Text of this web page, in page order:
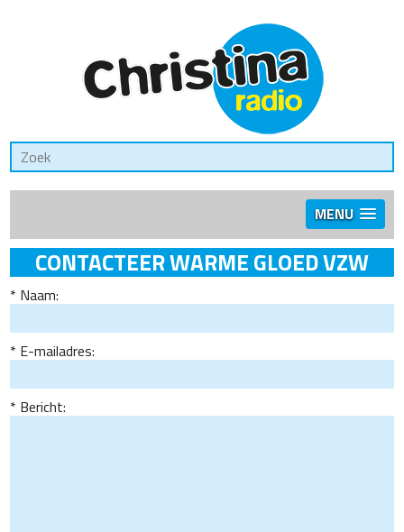
MENU
CONTACTEER WARME GLOED VZW
Naam:
E-mailadres:
Bericht: